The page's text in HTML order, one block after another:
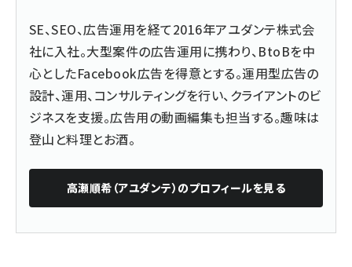
SE、SEO、広告運用を経て2016年アユダンテ株式会
社に入社。大型案件の広告運用に携わり、BtoBを中
心としたFacebook広告を得意とする。運用型広告の
設計、運用、コンサルティングを行い、クライアントのビ
ジネスを支援。広告用の動画編集も担当する。趣味は
登山と料理とお酒。
高瀬順希（アユダンテ） のプロフィールを見る